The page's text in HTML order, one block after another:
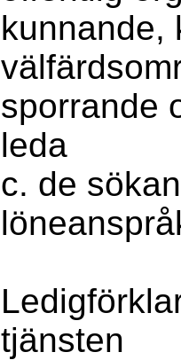
kunnande,
sporrande
leda
c. de
tjänsten